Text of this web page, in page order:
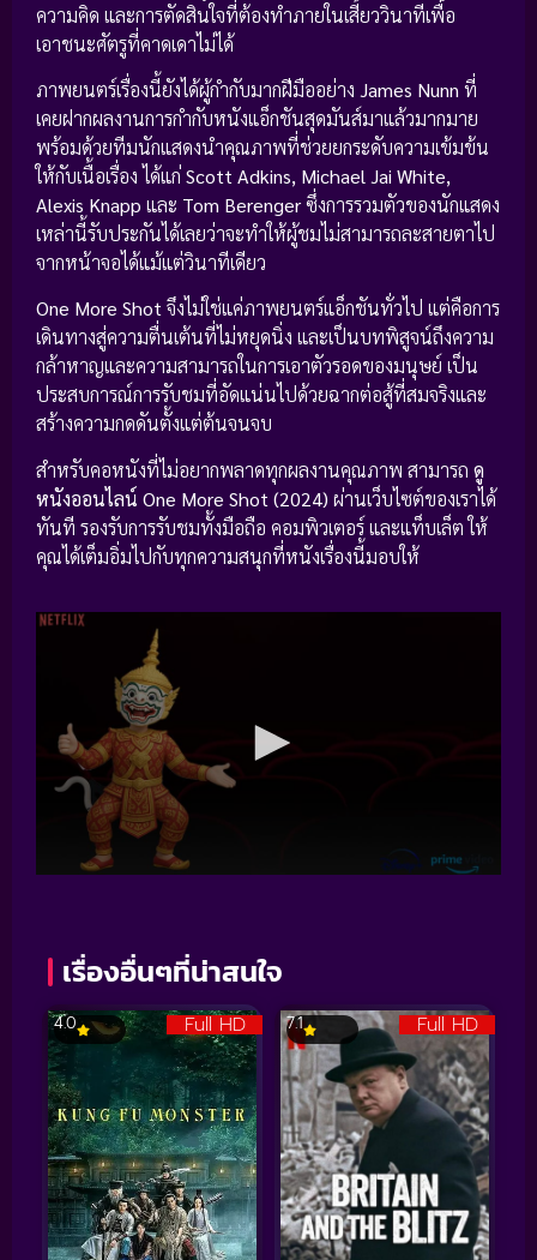
ความคิด และการตัดสินใจที่ต้องทำภายในเสี้ยววินาทีเพื่อ
เอาชนะศัตรูที่คาดเดาไม่ได้
ภาพยนตร์เรื่องนี้ยังได้ผู้กำกับมากฝีมืออย่าง James Nunn ที่
เคยฝากผลงานการกำกับหนังแอ็กชันสุดมันส์มาแล้วมากมาย
พร้อมด้วยทีมนักแสดงนำคุณภาพที่ช่วยยกระดับความเข้มข้น
ให้กับเนื้อเรื่อง ได้แก่Scott Adkins, Michael Jai White,
Alexis Knapp และ Tom Berengerซึ่งการรวมตัวของนักแสดง
เหล่านี้รับประกันได้เลยว่าจะทำให้ผู้ชมไม่สามารถละสายตาไป
จากหน้าจอได้แม้แต่วินาทีเดียว
One More Shotจึงไม่ใช่แค่ภาพยนตร์แอ็กชันทั่วไป แต่คือการ
เดินทางสู่ความตื่นเต้นที่ไม่หยุดนิ่ง และเป็นบทพิสูจน์ถึงความ
กล้าหาญและความสามารถในการเอาตัวรอดของมนุษย์ เป็น
ประสบการณ์การรับชมที่อัดแน่นไปด้วยฉากต่อสู้ที่สมจริงและ
สร้างความกดดันตั้งแต่ต้นจนจบ
สำหรับคอหนังที่ไม่อยากพลาดทุกผลงานคุณภาพ สามารถ ดู
หนังออนไลน์ One More Shot (2024) ผ่านเว็บไซต์ของเราได้
ทันที รองรับการรับชมทั้งมือถือ คอมพิวเตอร์ และแท็บเล็ต ให้
คุณได้เต็มอิ่มไปกับทุกความสนุกที่หนังเรื่องนี้มอบให้
เรื่องอื่นๆที่น่าสนใจ
Full HD
4.0 Full HD
7.1